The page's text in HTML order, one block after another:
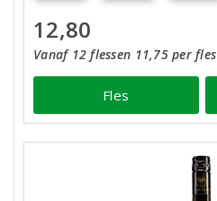
12,80
Vanaf 12 flessen 11,75 per fles
Fles